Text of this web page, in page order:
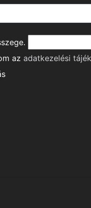
az adatkezelési